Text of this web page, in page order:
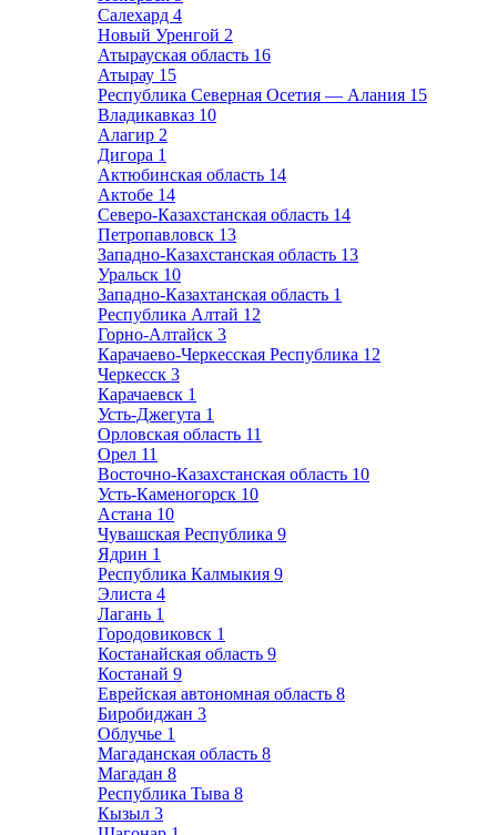
Салехард 4
Новый Уренгой 2
Атырауская область 16
Атырау 15
Республика Северная Осетия — Алания 15
Владикавказ 10
Алагир 2
Дигора 1
Актюбинская область 14
Актобе 14
Северо-Казахстанская область 14
Петропавловск 13
Западно-Казахстанская область 13
Уральск 10
Западно-Казахтанская область 1
Республика Алтай 12
Горно-Алтайск 3
Карачаево-Черкесская Республика 12
Черкесск 3
Карачаевск 1
Усть-Джегута 1
Орловская область 11
Орел 11
Восточно-Казахстанская область 10
Усть-Каменогорск 10
Астана 10
Чувашская Республика 9
Ядрин 1
Республика Калмыкия 9
Элиста 4
Лагань 1
Городовиковск 1
Костанайская область 9
Костанай 9
Еврейская автономная область 8
Биробиджан 3
Облучье 1
Магаданская область 8
Магадан 8
Республика Тыва 8
Кызыл 3